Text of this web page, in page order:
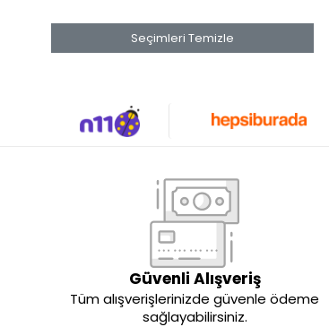
Seçimleri Temizle
Güvenli Alışveriş
Tüm alışverişlerinizde güvenle ödeme
sağlayabilirsiniz.